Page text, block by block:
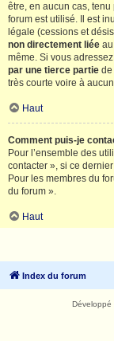
être, en aucun cas,
forum est utilisé. Il est
légale (cessions et
non directement liée
même. Si vous
par une tierce partie de
très courte voire à
Haut
Comment puis-je
Pour l’ensemble des
contacter », si ce
Pour les membres du
du forum ».
Haut
Index du forum
Développé